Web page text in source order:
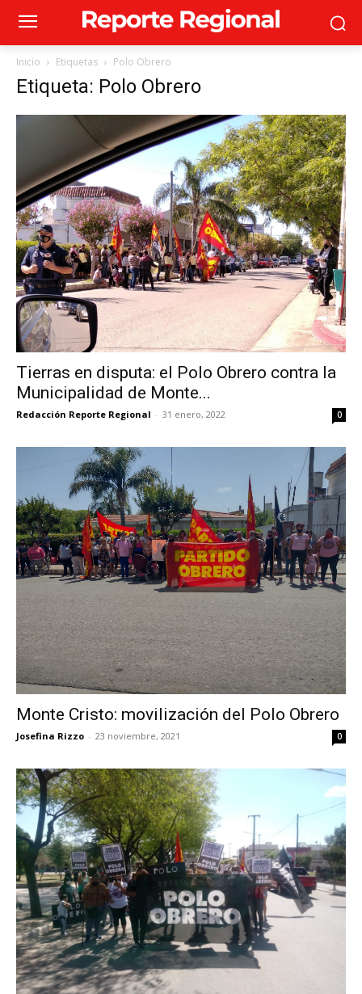
Inicio Etiquetas Polo Obrero
Etiqueta: Polo Obrero
Tierras en disputa: el Polo Obrero contra la
Municipalidad de Monte...
Redacción Reporte Regional - 31 enero, 2022 0
Monte Cristo: movilización del Polo Obrero
Josefina Rizzo - 23 noviembre, 2021 0